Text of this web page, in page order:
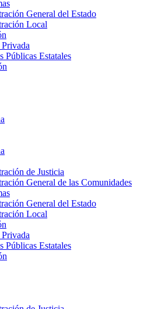
General del Estado
Local
Públicas Estatales
de Justicia
General de las Comunidades
General del Estado
Local
Públicas Estatales